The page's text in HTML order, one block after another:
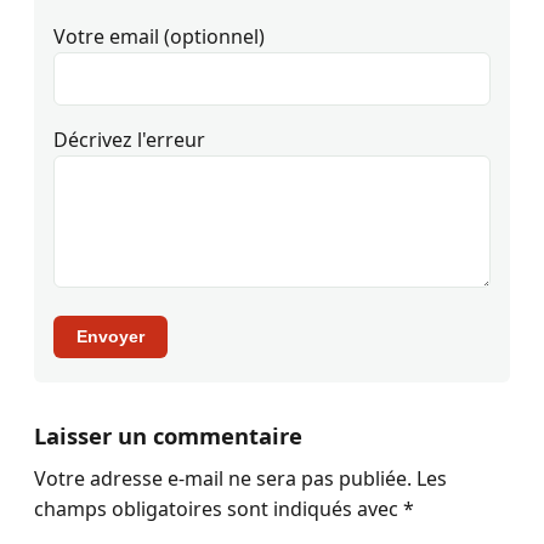
Votre email (optionnel)
Décrivez l'erreur
Envoyer
Laisser un commentaire
Votre adresse e-mail ne sera pas publiée. Les
champs obligatoires sont indiqués avec *